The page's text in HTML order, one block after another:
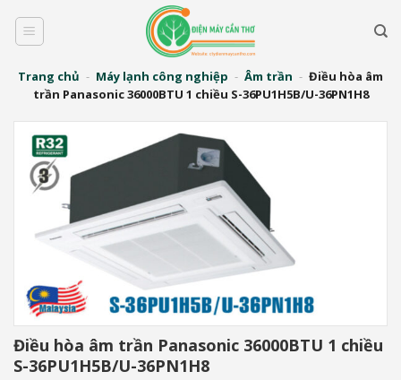
qua
dungTrang chủ - Máy lạnh công nghiệp - Âm trần - Điều hòa âm
trần Panasonic 36000BTU 1 chiều S-36PU1H5B/U-36PN1H8
Điều hòa âm trần Panasonic 36000BTU 1 chiều
S-36PU1H5B/U-36PN1H8